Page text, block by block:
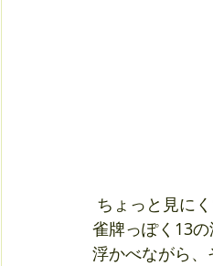
雀牌っぽく13
浮かべながら